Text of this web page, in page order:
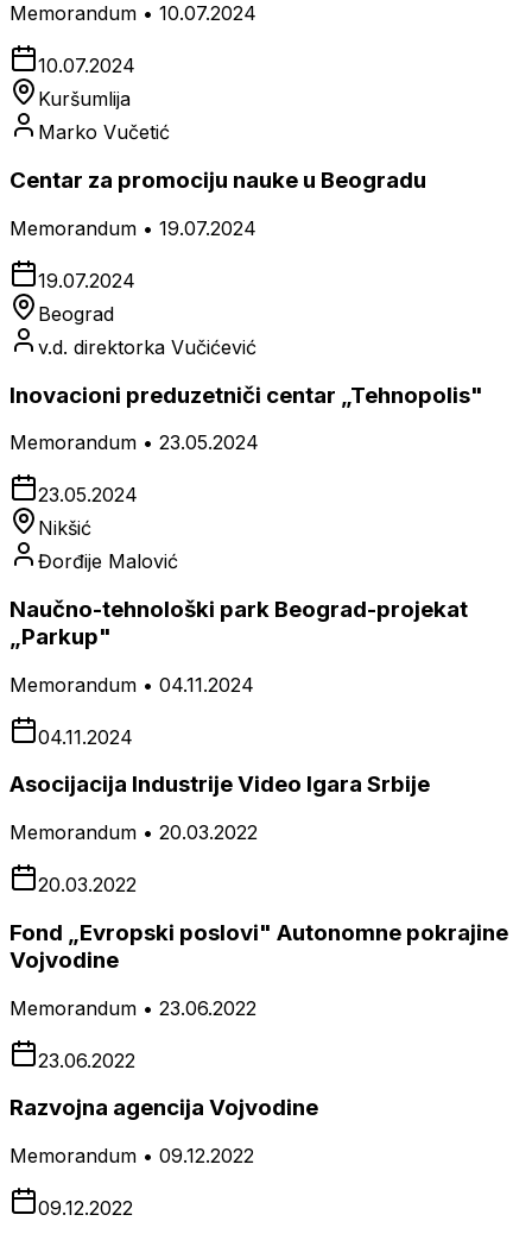
Memorandum • 10.07.2024
10.07.2024
Kuršumlija
Marko Vučetić
Centar za promociju nauke u Beogradu
Memorandum • 19.07.2024
19.07.2024
Beograd
v.d. direktorka Vučićević
Inovacioni preduzetniči centar „Tehnopolis"
Memorandum • 23.05.2024
23.05.2024
Nikšić
Đorđije Malović
Naučno-tehnološki park Beograd-projekat
„Parkup"
Memorandum • 04.11.2024
04.11.2024
Asocijacija Industrije Video Igara Srbije
Memorandum • 20.03.2022
20.03.2022
Fond „Evropski poslovi" Autonomne pokrajine
Vojvodine
Memorandum • 23.06.2022
23.06.2022
Razvojna agencija Vojvodine
Memorandum • 09.12.2022
09.12.2022